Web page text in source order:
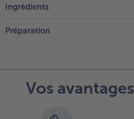
Ingrédients
Préparation
Vos